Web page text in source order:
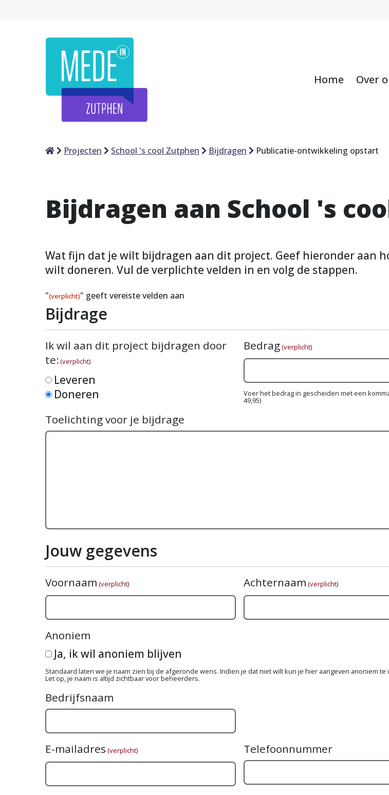
Home Over
HomeProjecten School 's cool Zutphen Bijdragen Publicatie-ontwikkeling opstart
Bijdragen aan School 's
Wat fijn dat je wilt bijdragen aan dit project. Geef hieronder aan
wilt doneren. Vul de verplichte velden in en volg de stappen.
"(verplicht)" geeft vereiste velden aan
Bijdrage
Ik wil aan dit project bijdragen door
te:(verplicht)
Leveren
Doneren
Bedrag(verplicht)
Voer het bedrag in gescheiden met een
49,95)
Toelichting voor je bijdrage
Jouw gegevens
Voornaam (verplicht) Achternaam (verplicht)
Anoniem
Ja, ik wil anoniem blijven
Standaard laten we je naam zien bij de afgeronde wens. Indien je dat niet wilt kun je hier aangeven anoniem te
Let op, je naam is altijd zichtbaar voor beheerders.
Bedrijfsnaam
E-mailadres (verplicht) Telefoonnummer